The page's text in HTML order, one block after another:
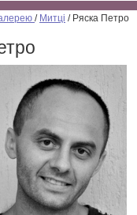
/ Митці / Ряска Петро